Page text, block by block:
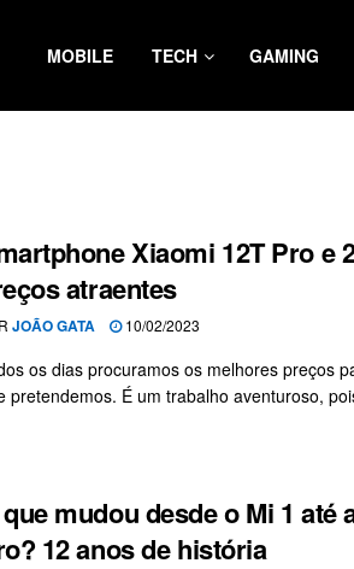
MOBILE TECH GAMING
Xiaomi 12T Pro e
atraentes
JOÃO GATA 10/02/2023
os dias procuramos os melhores preços
pretendemos. É um trabalho aventuroso,
mudou desde o Mi 1 até
12 anos de história